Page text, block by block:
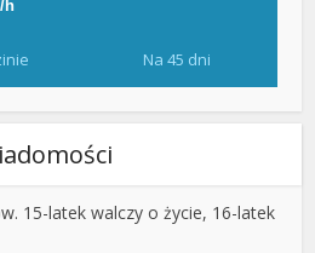
Na 45 dni
15-latek walczy o życie, 16-latek